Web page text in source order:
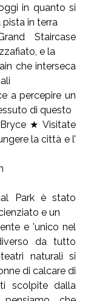
in quanto si
pista in terra
Staircase
e la
cheinterseca
a percepire un
di questo
★ Visitate
la città e l’
Park è stato
e un
e 'unico nel
da tutto
naturali si
di calcare di
scolpite dalla